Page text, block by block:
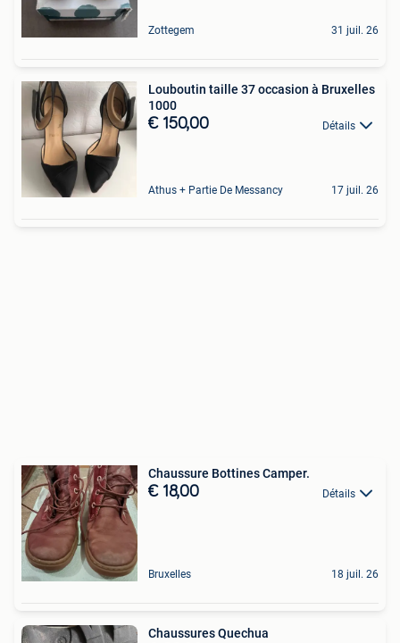
Zottegem 31 juil. 26
Louboutin taille 37 occasion à Bruxelles
1000
€ 150,00 Détails
Athus + Partie De Messancy 17 juil. 26
Chaussure Bottines Camper.
€ 18,00 Détails
Bruxelles 18 juil. 26
Chaussures Quechua